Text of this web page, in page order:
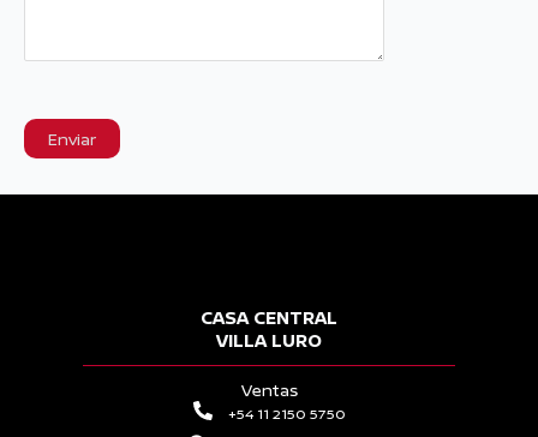
CASA CENTRAL
VILLA LURO
Ventas
+54 11 2150 5750